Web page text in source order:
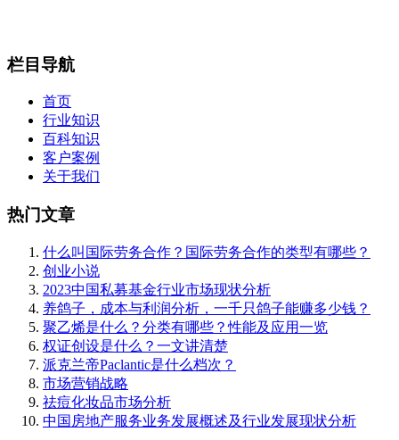
栏目导航
首页
行业知识
百科知识
客户案例
关于我们
热门文章
什么叫国际劳务合作？国际劳务合作的类型有哪些？
创业小说
2023中国私募基金行业市场现状分析
养鸽子，成本与利润分析，一千只鸽子能赚多少钱？
聚乙烯是什么？分类有哪些？性能及应用一览
权证创设是什么？一文讲清楚
派克兰帝Paclantic是什么档次？
市场营销战略
祛痘化妆品市场分析
中国房地产服务业务发展概述及行业发展现状分析